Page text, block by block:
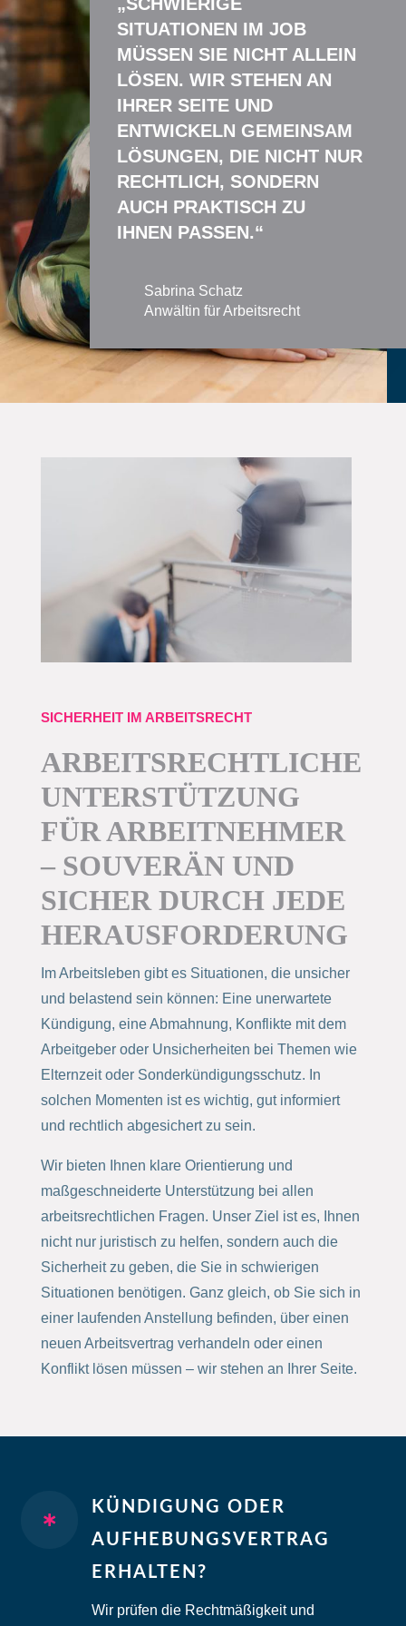
SITUATIONEN IM JOB
MÜSSEN SIE NICHT ALLEIN
LÖSEN. WIR STEHEN AN
IHRER SEITE UND
ENTWICKELN GEMEINSAM
LÖSUNGEN, DIE NICHT NUR
RECHTLICH, SONDERN
AUCH PRAKTISCH ZU
IHNEN PASSEN.“
Sabrina Schatz
Anwältin für Arbeitsrecht
SICHERHEIT IM ARBEITSRECHT
ARBEITSRECHTLICHE
UNTERSTÜTZUNG
FÜR ARBEITNEHMER
– SOUVERÄN UND
SICHER DURCH JEDE
HERAUSFORDERUNG
Im Arbeitsleben gibt es Situationen, die unsicher
und belastend sein können: Eine unerwartete
Kündigung, eine Abmahnung, Konflikte mit dem
Arbeitgeber oder Unsicherheiten bei Themen wie
Elternzeit oder Sonderkündigungsschutz. In
solchen Momenten ist es wichtig, gut informiert
und rechtlich abgesichert zu sein.
Wir bieten Ihnen klare Orientierung und
maßgeschneiderte Unterstützung bei allen
arbeitsrechtlichen Fragen. Unser Ziel ist es, Ihnen
nicht nur juristisch zu helfen, sondern auch die
Sicherheit zu geben, die Sie in schwierigen
Situationen benötigen. Ganz gleich, ob Sie sich in
einer laufenden Anstellung befinden, über einen
neuen Arbeitsvertrag verhandeln oder einen
Konflikt lösen müssen – wir stehen an Ihrer Seite.

KÜNDIGUNG ODER
AUFHEBUNGSVERTRAG
ERHALTEN?
Wir prüfen die Rechtmäßigkeit und